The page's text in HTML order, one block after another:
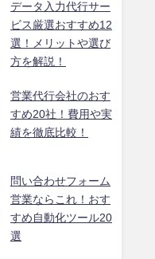
データ入力代行サー
ビス厳選おすすめ12
選！メリットや選び
方を解説！
営業代行会社のおす
すめ20社！費用や実
績を徹底比較！
問い合わせフォーム
営業ならこれ！おす
すめ自動化ツール20
選